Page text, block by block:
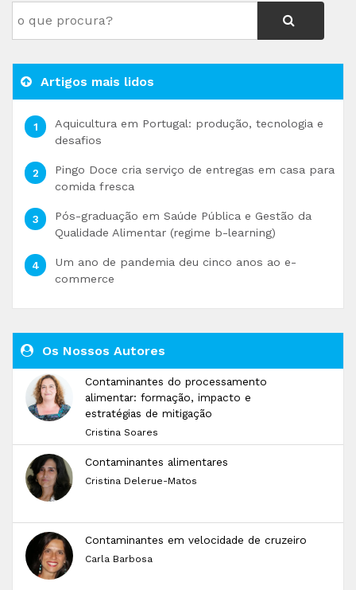
Artigos mais lidos
Aquicultura em Portugal: produção, tecnologia e
desafios
Pingo Doce cria serviço de entregas em casa para
comida fresca
Pós-graduação em Saúde Pública e Gestão da
Qualidade Alimentar (regime b-learning)
Um ano de pandemia deu cinco anos ao e-
commerce
Os Nossos Autores
Contaminantes do processamento
alimentar: formação, impacto e
estratégias de mitigação
Cristina Soares
Contaminantes alimentares
Cristina Delerue-Matos
Contaminantes em velocidade de cruzeiro
Carla Barbosa